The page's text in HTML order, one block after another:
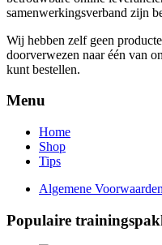
samenwerkingsverband zijn
Wij hebben zelf geen
doorverwezen naar één van
kunt bestellen.
Menu
Home
Shop
Tips
Algemene Voorwaarden
Populaire